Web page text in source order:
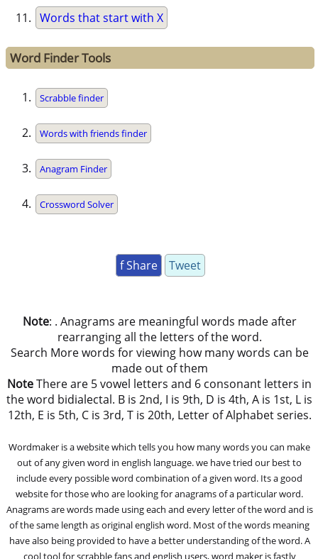
Words that start with X
Word Finder Tools
Scrabble finder
Words with friends finder
Anagram Finder
Crossword Solver
f Share Tweet
Note: . Anagrams are meaningful words made after
rearranging all the letters of the word.
Search More words for viewing how many words can be
made out of them
NoteThere are 5 vowel letters and 6 consonant letters in
the word bidialectal. B is 2nd, I is 9th, D is 4th, A is 1st, L is
12th, E is 5th, C is 3rd, T is 20th, Letter of Alphabet series.
Wordmaker is a website which tells you how many words you can make
out of any given word in english language. we have tried our best to
include every possible word combination of a given word. Its a good
website for those who are looking for anagrams of a particular word.
Anagrams are words made using each and every letter of the word and is
of the same length as original english word. Most of the words meaning
have also being provided to have a better understanding of the word. A
cool tool for scrabble fans and english users, word maker is fastly